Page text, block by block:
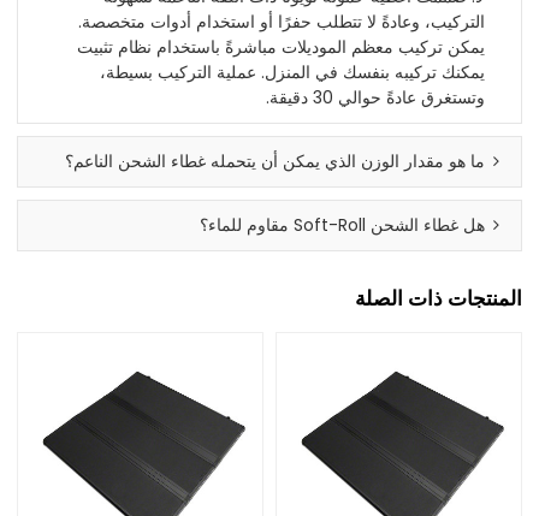
التركيب، وعادةً لا تتطلب حفرًا أو استخدام أدوات متخصصة.
يمكن تركيب معظم الموديلات مباشرةً باستخدام نظام تثبيت
يمكنك تركيبه بنفسك في المنزل. عملية التركيب بسيطة،
وتستغرق عادةً حوالي 30 دقيقة.
ما هو مقدار الوزن الذي يمكن أن يتحمله غطاء الشحن الناعم؟
هل غطاء الشحن Soft-Roll مقاوم للماء؟
المنتجات ذات الصلة